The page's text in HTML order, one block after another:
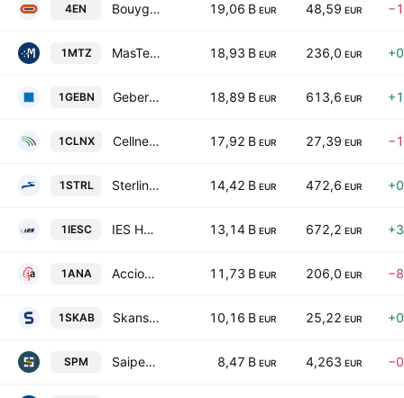
4EN Bouygues SA 19,06 B EUR 48,59 EUR
1MTZ MasTec, Inc. 18,93 B EUR 236,0 EUR
1GEBN Geberit AG 18,89 B EUR 613,6 EUR
1CLNX Cellnex Telecom S.A. 17,92 B EUR 27,39 EUR
1STRL Sterling Infrastructure, Inc. 14,42 B EUR 472,6 EUR
1IESC IES Holdings, Inc. 13,14 B EUR 672,2 EUR
1ANA Acciona SA 11,73 B EUR 206,0 EUR
1SKAB Skanska AB Class B 10,16 B EUR 25,22 EUR
SPM Saipem S.p.A. 8,47 B EUR 4,263 EUR